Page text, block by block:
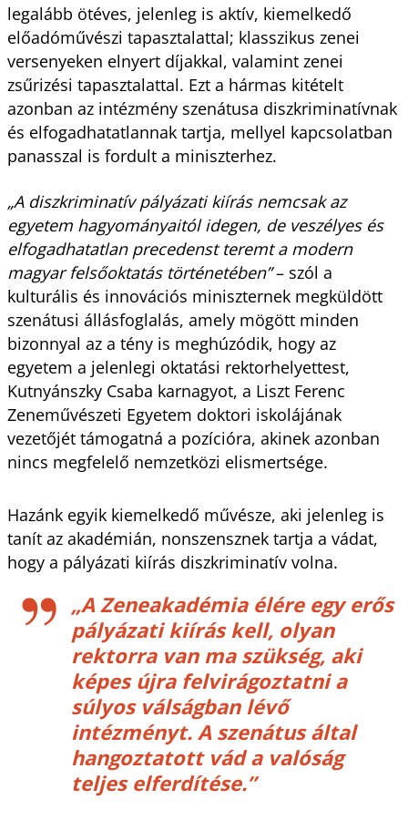
legalább ötéves, jelenleg is aktív, kiemelkedő
előadóművészi tapasztalattal; klasszikus zenei
versenyeken elnyert díjakkal, valamint zenei
zsűrizési tapasztalattal. Ezt a hármas kitételt
azonban az intézmény szenátusa diszkriminatívnak
és elfogadhatatlannak tartja, mellyel kapcsolatban
panasszal is fordult a miniszterhez.
„A diszkriminatív pályázati kiírás nemcsak az
egyetem hagyományaitól idegen, de veszélyes és
elfogadhatatlan precedenst teremt a modern
magyar felsőoktatás történetében”– szól a
kulturális és innovációs miniszternek megküldött
szenátusi állásfoglalás, amely mögött minden
bizonnyal az a tény is meghúzódik, hogy az
egyetem a jelenlegi oktatási rektorhelyettest,
Kutnyánszky Csaba karnagyot, a Liszt Ferenc
Zeneművészeti Egyetem doktori iskolájának
vezetőjét támogatná a pozícióra, akinek azonban
nincs megfelelő nemzetközi elismertsége.
Hazánk egyik kiemelkedő művésze, aki jelenleg is
tanít az akadémián, nonszensznek tartja a vádat,
hogy a pályázati kiírás diszkriminatív volna.
„A Zeneakadémia élére egy erős
pályázati kiírás kell, olyan
rektorra van ma szükség, aki
képes újra felvirágoztatni a
súlyos válságban lévő
intézményt. A szenátus által
hangoztatott vád a valóság
teljes elferdítése.”